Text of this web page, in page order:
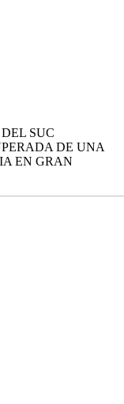
SUC
DE UNA
EN GRAN